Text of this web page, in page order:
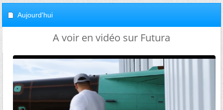
Aujourd'hui
A voir en vidéo sur Futura